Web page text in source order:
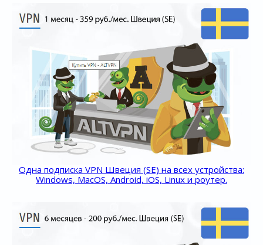
Одна подписка VPN Швеция (SE) на всех устройства:
Windows, MacOS, Android, iOS, Linux и роутер.